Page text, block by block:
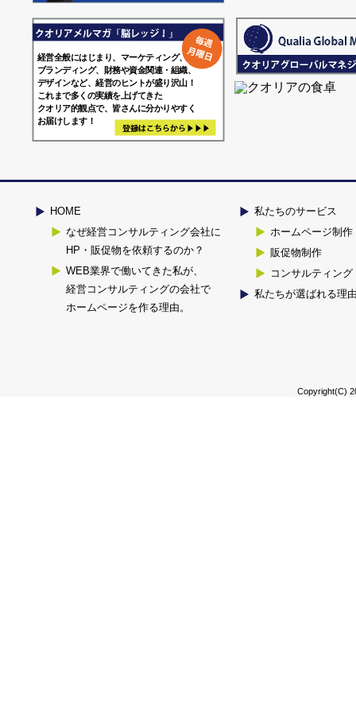
経営全般にはじまり、マーケティング、
ブランディング、財務や資金関連・組織、
デザインなど、経営のヒントが盛り沢山！
これまで多くの実績を上げてきた
クオリア的観点で、皆さんに分かりやすく
HOME
なぜ経営コンサルティング会社に
HP・販促物を依頼するのか？
WEB業界で働いてきた私が、
経営コンサルティングの会社で
ホームページを作る理由。
私たちのサービス
ホームページ制作
販促物制作
コンサルティング
私たちが選ばれる理
Copyright(C)